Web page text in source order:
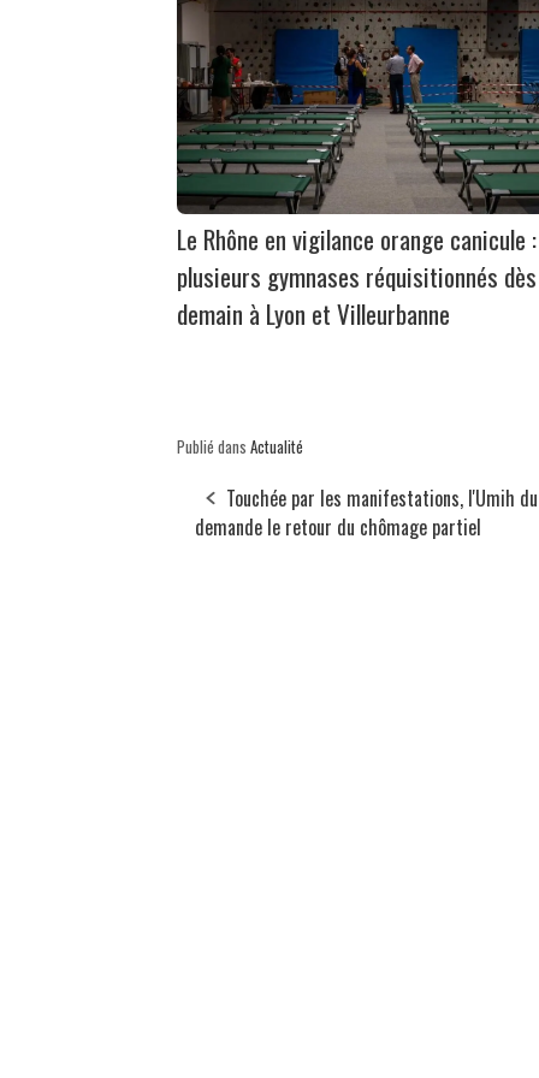
Le Rhône en vigilance orange canicule :
plusieurs gymnases réquisitionnés dès
demain à Lyon et Villeurbanne
Publié dans Actualité
Touchée par les manifestations, l'Umih
demande le retour du chômage partiel